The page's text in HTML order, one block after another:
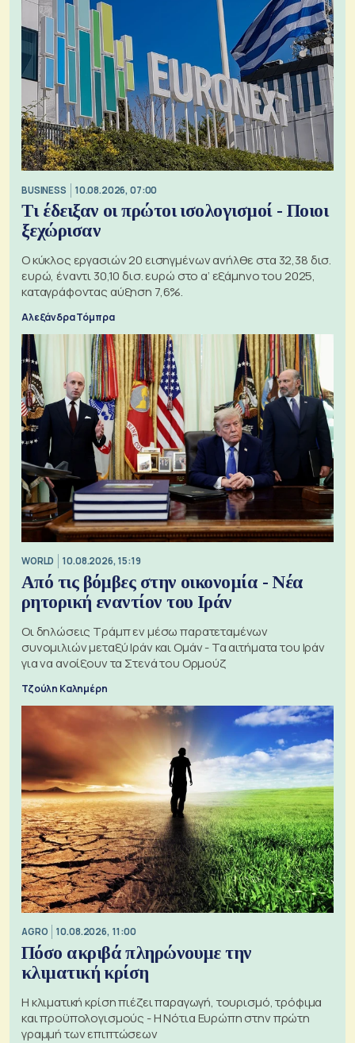
BUSINESS 10.08.2026, 07:00
Τι έδειξαν οι πρώτοι ισολογισμοί - Ποιοι
ξεχώρισαν
Ο κύκλος εργασιών 20 εισηγμένων ανήλθε στα 32,38 δισ.
ευρώ, έναντι 30,10 δισ. ευρώ στο α’ εξάμηνο του 2025,
καταγράφοντας αύξηση 7,6%.
Αλεξάνδρα Τόμπρα
WORLD 10.08.2026, 15:19
Από τις βόμβες στην οικονομία - Νέα
ρητορική εναντίον του Ιράν
Οι δηλώσεις Τράμπ εν μέσω παρατεταμένων
συνομιλιών μεταξύ Ιράν και Ομάν - Τα αιτήματα του Ιράν
για να ανοίξουν τα Στενά του Ορμούζ
Τζούλη Καλημέρη
AGRO 10.08.2026, 11:00
Πόσο ακριβά πληρώνουμε την
κλιματική κρίση
Η κλιματική κρίση πιέζει παραγωγή, τουρισμό, τρόφιμα
και προϋπολογισμούς - Η Νότια Ευρώπη στην πρώτη
γραμμή των επιπτώσεων